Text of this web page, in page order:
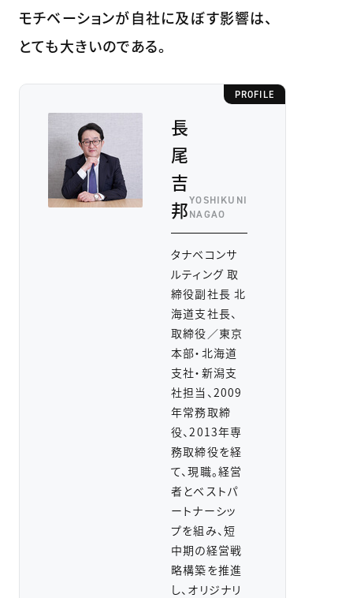
モチベーションが自社に及ぼす影響は、
とても大きいのである。
PROFILE
長
尾
吉
邦YOSHIKUNI
NAGAO
タナベコンサ
ルティング 取
締役副社長 北
海道支社長、
取締役／東京
本部・北海道
支社・新潟支
社担当、2009
年常務取締
役、2013年専
務取締役を経
て、現職。経営
者とベストパ
ートナーシッ
プを組み、短
中期の経営戦
略構築を推進
し、オリジナリ